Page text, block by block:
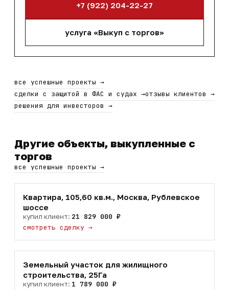
+7 (922) 204-22-27
услуга «Выкуп с торгов»
все успешные проекты →
сделки с защитой в ФАС и судах →отзывы клиентов →
решения для инвесторов →
Другие объекты, выкупленные с
торгов
все успешные проекты →
Квартира, 105,60 кв.м., Москва, Рублевское
шоссе
купил клиент: 21 829 000 ₽
смотреть сделку →
Земельный участок для жилищного
строительства, 25Га
купил клиент: 1 789 000 ₽